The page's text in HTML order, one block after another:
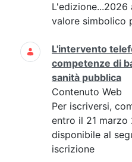
valore simbolico
L'intervento
competenze di
sanità pubblica
Contenuto Web
Per iscriversi,
entro il 21
disponibile al
iscrizione